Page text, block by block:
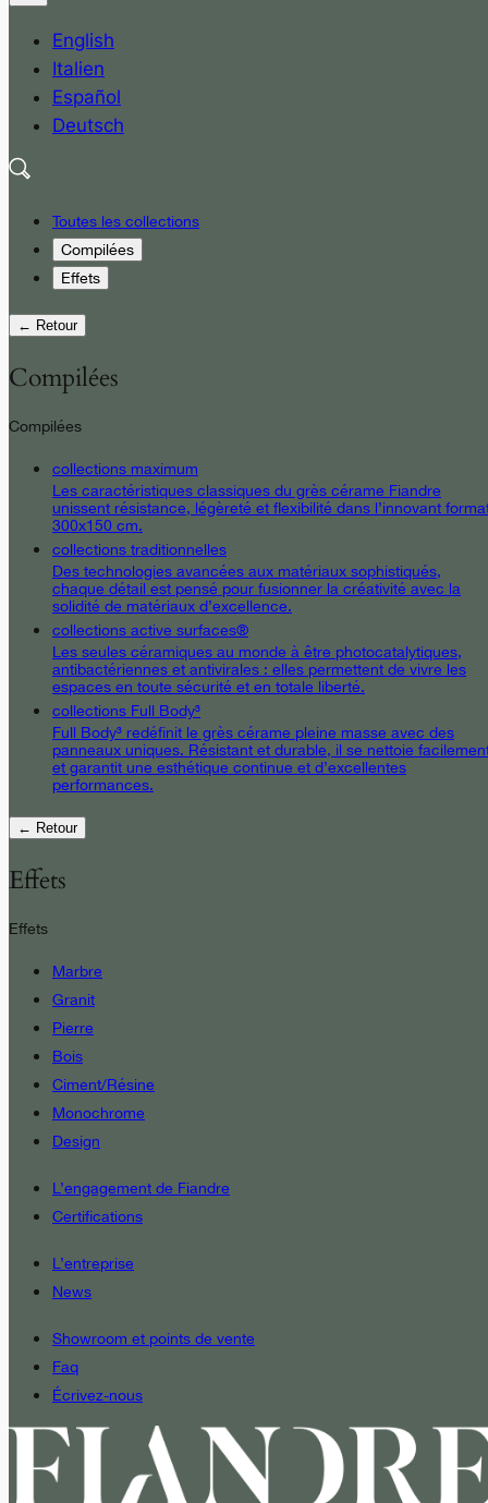
English
Italien
Español
Deutsch
Toutes les collections
Compilées
Effets
← Retour
Compilées
Compilées
collections maximum
Les caractéristiques classiques du grès cérame Fiandre
unissent résistance, légèreté et flexibilité dans l’innovant
300x150 cm.
collections traditionnelles
Des technologies avancées aux matériaux sophistiqués,
chaque détail est pensé pour fusionner la créativité avec la
solidité de matériaux d’excellence.
collections active surfaces®
Les seules céramiques au monde à être photocatalytiques,
antibactériennes et antivirales : elles permettent de vivre les
espaces en toute sécurité et en totale liberté.
collections Full Body³
Full Body³ redéfinit le grès cérame pleine masse avec des
panneaux uniques. Résistant et durable, il se nettoie
et garantit une esthétique continue et d’excellentes
performances.
← Retour
Effets
Effets
Marbre
Granit
Pierre
Bois
Ciment/Résine
Monochrome
Design
L’engagement de Fiandre
Certifications
L’entreprise
News
Showroom et points de vente
Faq
Écrivez-nous